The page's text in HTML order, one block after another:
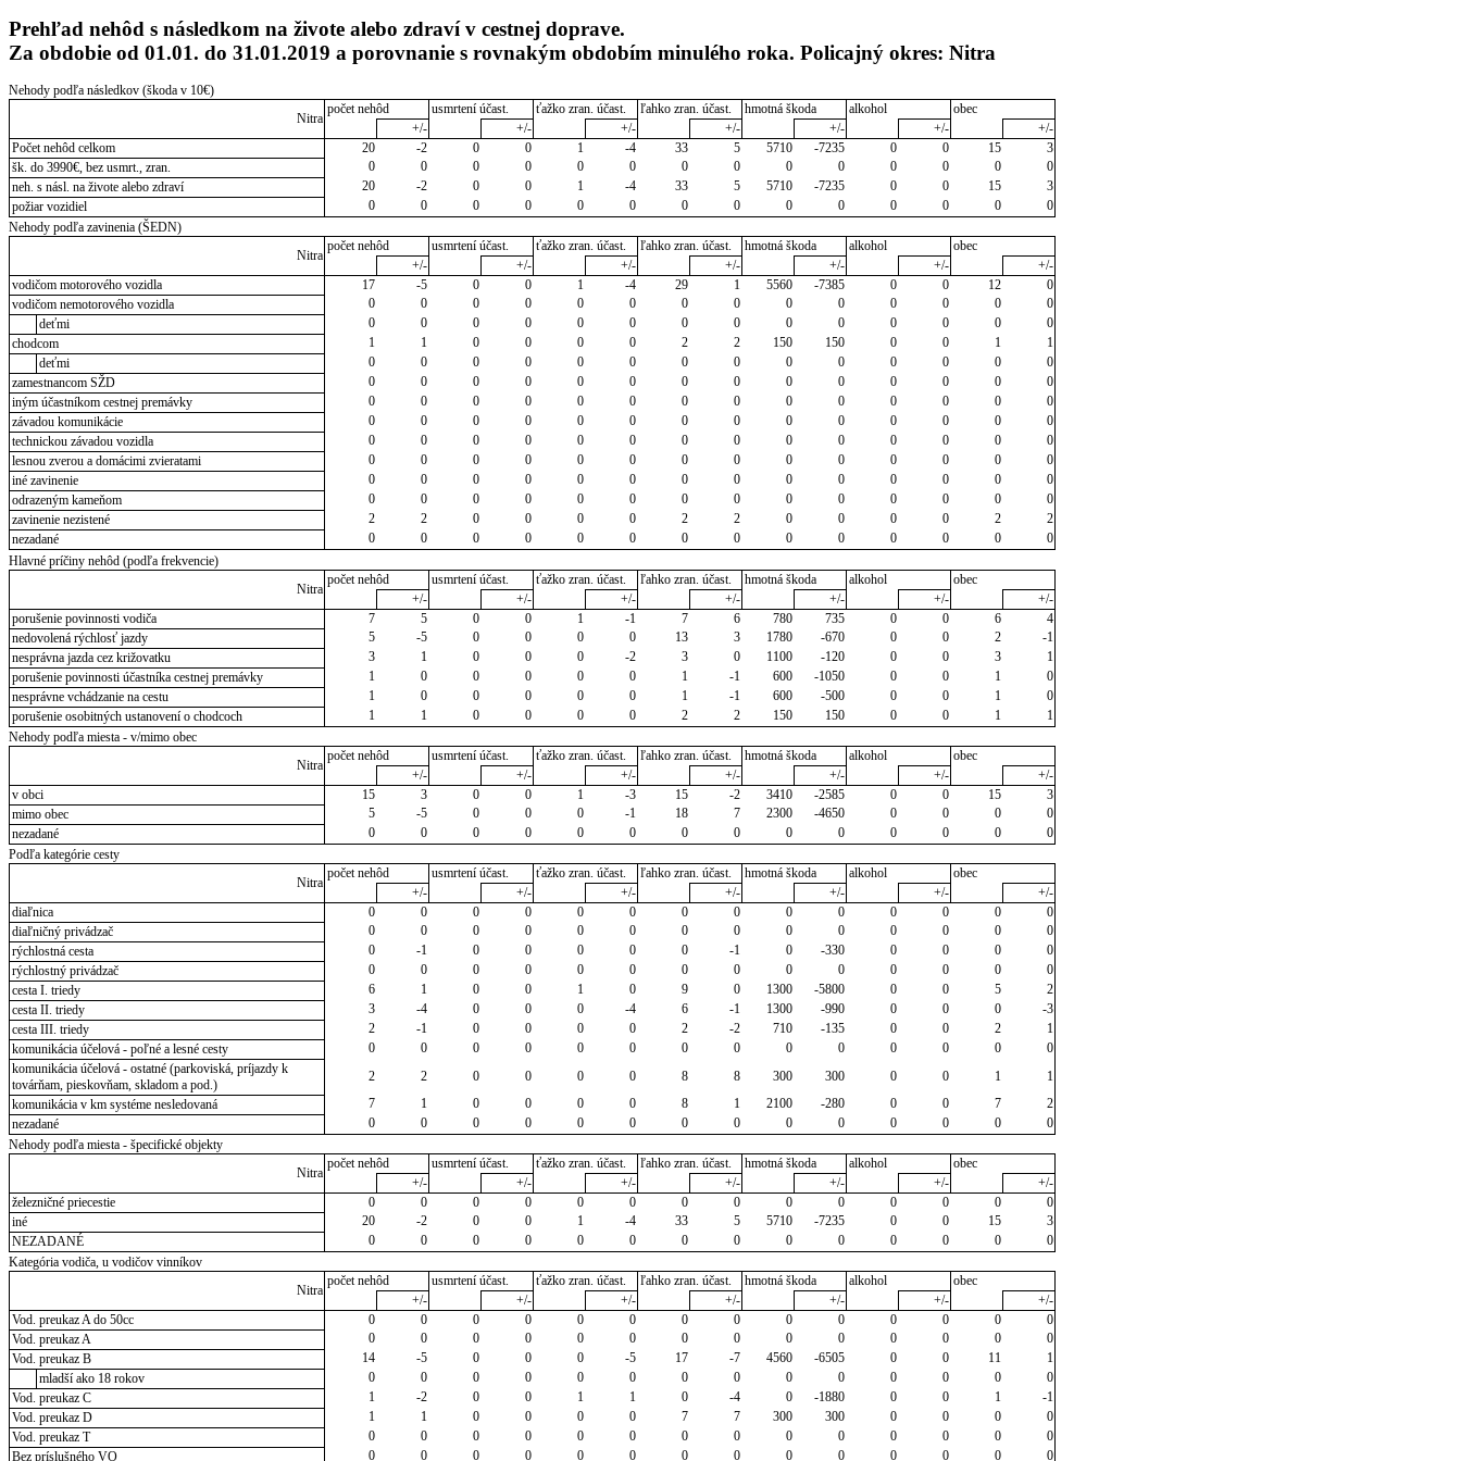
Prehľad nehôd s následkom na živote alebo zdraví v cestnej doprave.
Za obdobie od 01.01. do 31.01.2019 a porovnanie s rovnakým obdobím minulého roka. Policajný okres: Nitra
Nehody podľa následkov (škoda v 10€)
Nitra
počet nehôd usmrtení účast. ťažko zran. účast. ľahko zran. účast. hmotná škoda alkohol
obec
+/-
+/- +/- +/- +/- +/-
+/-
Počet nehôd celkom
20 -2 0 0 1 -4 33 5 5710 -7235 0 0 15
3
šk. do 3990€, bez usmrt., zran.
0 0 0 0 0 0 0 0 0 0 0 0 0
0
neh. s násl. na živote alebo zdraví
20 -2 0 0 1 -4 33 5 5710 -7235 0 0 15
3
požiar vozidiel
0 0 0 0 0 0 0 0 0 0 0 0 0
0
Nehody podľa zavinenia (ŠEDN)
Nitra
počet nehôd usmrtení účast. ťažko zran. účast. ľahko zran. účast. hmotná škoda alkohol
obec
+/-
+/- +/- +/- +/- +/-
+/-
vodičom motorového vozidla
17 -5 0 0 1 -4 29 1 5560 -7385 0 0 12
0
vodičom nemotorového vozidla
0 0 0 0 0 0 0 0 0 0 0 0 0
0
deťmi
0 0 0 0 0 0 0 0 0 0 0 0 0
0
chodcom
1 1 0 0 0 0 2 2 150 150 0 0 1
1
deťmi
0 0 0 0 0 0 0 0 0 0 0 0 0
0
zamestnancom SŽD
0 0 0 0 0 0 0 0 0 0 0 0 0
0
iným účastníkom cestnej premávky
0 0 0 0 0 0 0 0 0 0 0 0 0
0
závadou komunikácie
0 0 0 0 0 0 0 0 0 0 0 0 0
0
technickou závadou vozidla
0 0 0 0 0 0 0 0 0 0 0 0 0
0
lesnou zverou a domácimi zvieratami
0 0 0 0 0 0 0 0 0 0 0 0 0
0
iné zavinenie
0 0 0 0 0 0 0 0 0 0 0 0 0
0
odrazeným kameňom
0 0 0 0 0 0 0 0 0 0 0 0 0
0
zavinenie nezistené
2 2 0 0 0 0 2 2 0 0 0 0 2
2
nezadané
0 0 0 0 0 0 0 0 0 0 0 0 0
0
Hlavné príčiny nehôd (podľa frekvencie)
Nitra
počet nehôd usmrtení účast. ťažko zran. účast. ľahko zran. účast. hmotná škoda alkohol
obec
+/-
+/- +/- +/- +/- +/-
+/-
porušenie povinnosti vodiča
7 5 0 0 1 -1 7 6 780 735 0 0 6
4
nedovolená rýchlosť jazdy
5 -5 0 0 0 0 13 3 1780 -670 0 0 2
-1
nesprávna jazda cez križovatku
3 1 0 0 0 -2 3 0 1100 -120 0 0 3
1
porušenie povinnosti účastníka cestnej premávky
1 0 0 0 0 0 1 -1 600 -1050 0 0 1
0
nesprávne vchádzanie na cestu
1 0 0 0 0 0 1 -1 600 -500 0 0 1
0
porušenie osobitných ustanovení o chodcoch
1 1 0 0 0 0 2 2 150 150 0 0 1
1
Nehody podľa miesta - v/mimo obec
Nitra
počet nehôd usmrtení účast. ťažko zran. účast. ľahko zran. účast. hmotná škoda alkohol
obec
+/-
+/- +/- +/- +/- +/-
+/-
v obci
15 3 0 0 1 -3 15 -2 3410 -2585 0 0 15
3
mimo obec
5 -5 0 0 0 -1 18 7 2300 -4650 0 0 0
0
nezadané
0 0 0 0 0 0 0 0 0 0 0 0 0
0
Podľa kategórie cesty
Nitra
počet nehôd usmrtení účast. ťažko zran. účast. ľahko zran. účast. hmotná škoda alkohol
obec
+/-
+/- +/- +/- +/- +/-
+/-
diaľnica
0 0 0 0 0 0 0 0 0 0 0 0 0
0
diaľničný privádzač
0 0 0 0 0 0 0 0 0 0 0 0 0
0
rýchlostná cesta
0 -1 0 0 0 0 0 -1 0 -330 0 0 0
0
rýchlostný privádzač
0 0 0 0 0 0 0 0 0 0 0 0 0
0
cesta I. triedy
6 1 0 0 1 0 9 0 1300 -5800 0 0 5
2
cesta II. triedy
3 -4 0 0 0 -4 6 -1 1300 -990 0 0 0
-3
cesta III. triedy
2 -1 0 0 0 0 2 -2 710 -135 0 0 2
1
komunikácia účelová - poľné a lesné cesty
0 0 0 0 0 0 0 0 0 0 0 0 0
0
komunikácia účelová - ostatné (parkoviská, príjazdy k
továrňam, pieskovňam, skladom a pod.)
2 2 0 0 0 0 8 8 300 300 0 0 1
1
komunikácia v km systéme nesledovaná
7 1 0 0 0 0 8 1 2100 -280 0 0 7
2
nezadané
0 0 0 0 0 0 0 0 0 0 0 0 0
0
Nehody podľa miesta - špecifické objekty
Nitra
počet nehôd usmrtení účast. ťažko zran. účast. ľahko zran. účast. hmotná škoda alkohol
obec
+/-
+/- +/- +/- +/- +/-
+/-
železničné priecestie
0 0 0 0 0 0 0 0 0 0 0 0 0
0
iné
20 -2 0 0 1 -4 33 5 5710 -7235 0 0 15
3
NEZADANÉ
0 0 0 0 0 0 0 0 0 0 0 0 0
0
Kategória vodiča, u vodičov vinníkov
Nitra
počet nehôd usmrtení účast. ťažko zran. účast. ľahko zran. účast. hmotná škoda alkohol
obec
+/-
+/- +/- +/- +/- +/-
+/-
Vod. preukaz A do 50cc
0 0 0 0 0 0 0 0 0 0 0 0 0
0
Vod. preukaz A
0 0 0 0 0 0 0 0 0 0 0 0 0
0
Vod. preukaz B
14 -5 0 0 0 -5 17 -7 4560 -6505 0 0 11
1
mladší ako 18 rokov
0 0 0 0 0 0 0 0 0 0 0 0 0
0
Vod. preukaz C
1 -2 0 0 1 1 0 -4 0 -1880 0 0 1
-1
Vod. preukaz D
1 1 0 0 0 0 7 7 300 300 0 0 0
0
Vod. preukaz T
0 0 0 0 0 0 0 0 0 0 0 0 0
0
Bez príslušného VO
0 0 0 0 0 0 0 0 0 0 0 0 0
0